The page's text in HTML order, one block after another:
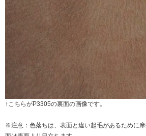
↑こちらがP3305の裏面の画像です。
※注意：色落ちは、表面と違い起毛があるために